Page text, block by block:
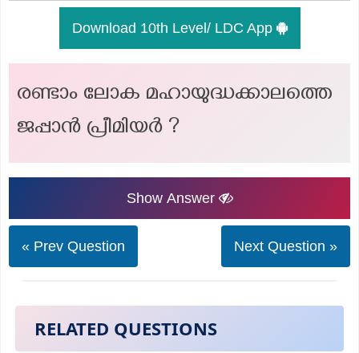
Download 10th Level/ LDC App
രണ്ടാം ലോക മഹായുദ്ധക്കാലത്തെ
ജപ്പാൻ പ്രീമിയർ ?
Show Answer
« Prev Question Next Question »
RELATED QUESTIONS